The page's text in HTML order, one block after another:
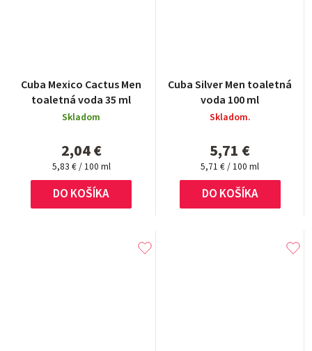
Cuba Mexico Cactus Men
toaletná voda 35 ml
Skladom
2,04 €
Jednotková
cena:
5,83 € / 100 ml
DO KOŠÍKA
Cuba Silver Men toaletná
voda 100 ml
Skladom.
5,71 €
Jednotková
cena:
5,71 € / 100 ml
DO KOŠÍKA